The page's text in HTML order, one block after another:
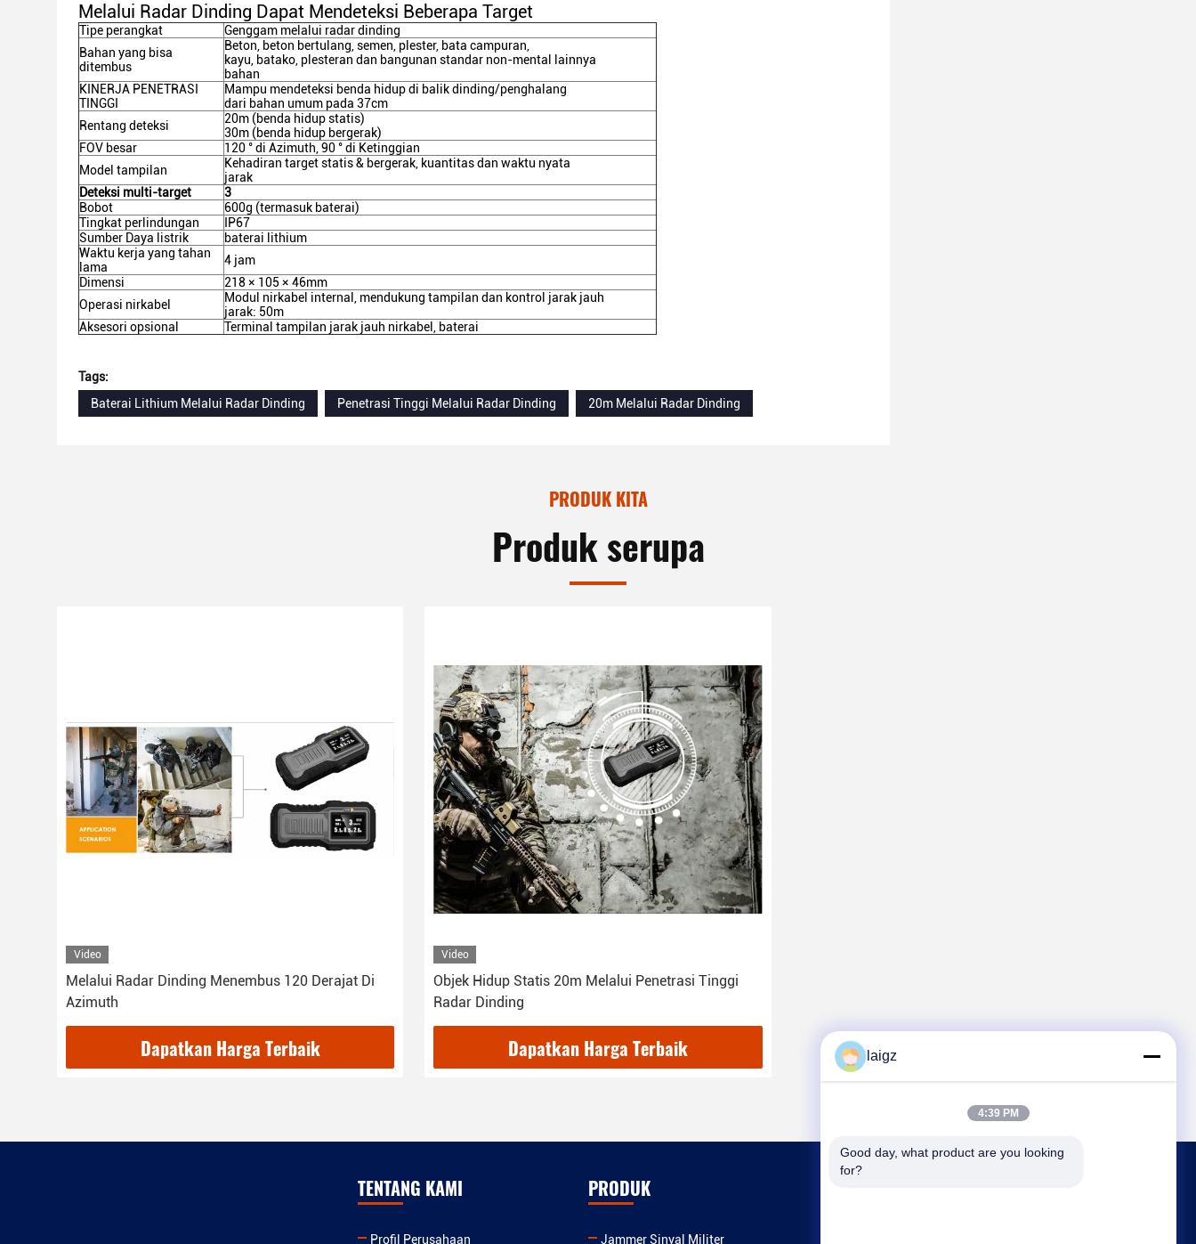
Melalui Radar Dinding Dapat Mendeteksi Beberapa Target
Tipe perangkat
Genggam melalui radar dinding
Bahan yang bisa
ditembus
Beton, beton bertulang, semen, plester, bata campuran,
kayu, batako, plesteran dan bangunan standar non-mental lainnya
bahan
KINERJA PENETRASI
TINGGI
Mampu mendeteksi benda hidup di balik dinding/penghalang
dari bahan umum pada 37cm
Rentang deteksi
20m (benda hidup statis)
30m (benda hidup bergerak)
FOV besar
120 ° di Azimuth, 90 ° di Ketinggian
Model tampilan
Kehadiran target statis & bergerak, kuantitas dan waktu nyata
jarak
Deteksi multi-target
3
Bobot
600g (termasuk baterai)
Tingkat perlindungan
IP67
Sumber Daya listrik
baterai lithium
Waktu kerja yang tahan
lama
4 jam
Dimensi
218 × 105 × 46mm
Operasi nirkabel
Modul nirkabel internal, mendukung tampilan dan kontrol jarak jauh
jarak: 50m
Aksesori opsional
Terminal tampilan jarak jauh nirkabel, baterai
Tags:
Baterai Lithium Melalui Radar Dinding
Penetrasi Tinggi Melalui Radar Dinding 20m Melalui Radar Dinding
PRODUK KITA
Produk serupa
Video
Melalui Radar Dinding Menembus 120 Derajat Di
Azimuth
Dapatkan Harga Terbaik
Video
Objek Hidup Statis 20m Melalui Penetrasi Tinggi
Radar Dinding
Dapatkan Harga Terbaik
TENTANG KAMI
Profil Perusahaan
PRODUK
Jammer Sinyal Militer
laigz
4:39 PM
Good day, what product are you looking
for?